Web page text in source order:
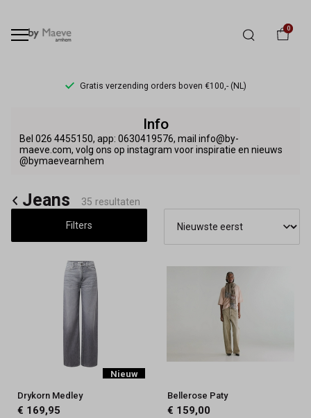
0
Gratis verzending orders boven €100,- (NL)
By
Maeve
Info
Bel 026 4455150, app: 0630419576, mail info@by-
maeve.com, volg ons op instagram voor inspiratie en nieuws
@bymaevearnhem
Jeans 35 resultaten
Filters
Nieuw
Drykorn Medley
€ 169,95
Bellerose Paty
€ 159,00